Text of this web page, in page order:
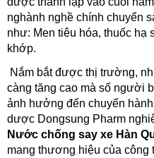
nghành nghề chính chuyển
như: Men tiêu hóa, thuốc hạ
khớp.
Nắm bắt được thị trường,
càng tăng cao mà số người
ảnh hưởng đến chuyến
dược Dongsung Pharm
Nước chống say xe Hàn
mang thương hiệu của công